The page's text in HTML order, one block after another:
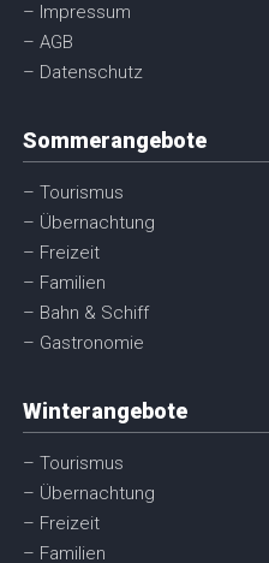
– Impressum
– AGB
– Datenschutz
Sommerangebote
– Tourismus
– Übernachtung
– Freizeit
– Familien
– Bahn & Schiff
– Gastronomie
Winterangebote
– Tourismus
– Übernachtung
– Freizeit
– Familien